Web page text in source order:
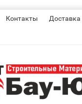
Контакты Доставка